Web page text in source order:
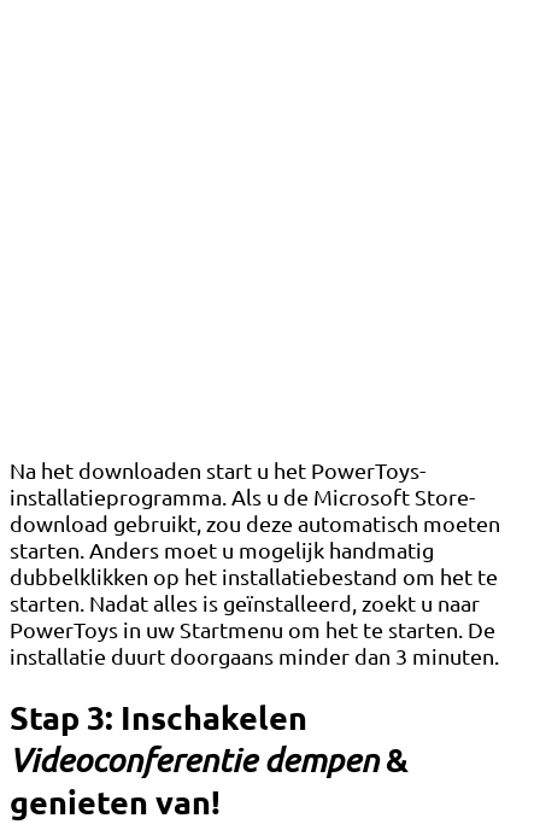
Na het downloaden start u het PowerToys-
installatieprogramma. Als u de Microsoft Store-
download gebruikt, zou deze automatisch moeten
starten. Anders moet u mogelijk handmatig
dubbelklikken op het installatiebestand om het te
starten. Nadat alles is geïnstalleerd, zoekt u naar
PowerToys in uw Startmenu om het te starten. De
installatie duurt doorgaans minder dan 3 minuten.
Stap 3: Inschakelen
Videoconferentie dempen&
genieten van!